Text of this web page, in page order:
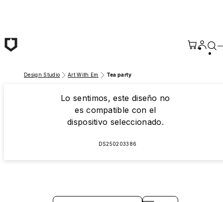
Design Studio Art With Em Tea party
Lo sentimos, este diseño no
es compatible con el
dispositivo seleccionado.
DS250203386